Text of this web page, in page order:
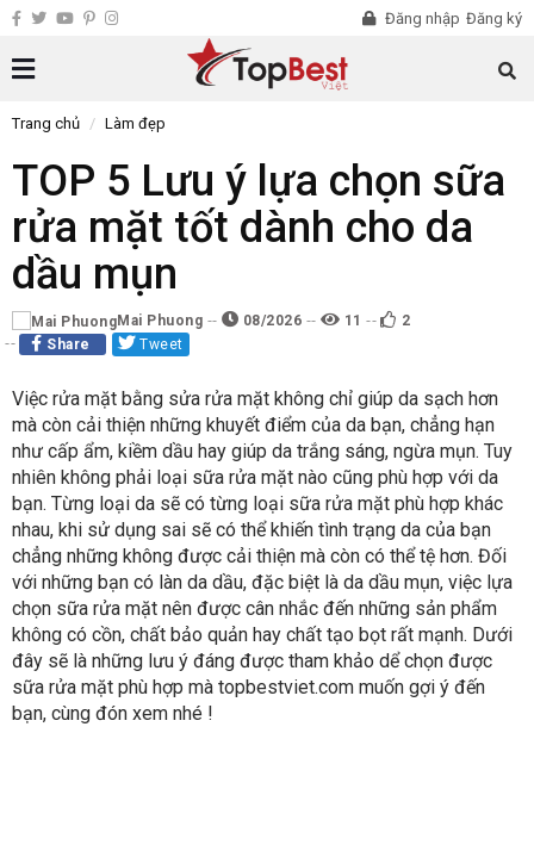
Đăng nhập Đăng ký
Trang chủ Làm đẹp
TOP 5 Lưu ý lựa chọn sữa
rửa mặt tốt dành cho da
dầu mụn
Mai Phuong 08/2026 11
2
Share
Tweet
Việc rửa mặt bằng sửa rửa mặt không chỉ giúp da sạch hơn
mà còn cải thiện những khuyết điểm của da bạn, chẳng hạn
như cấp ẩm, kiềm dầu hay giúp da trắng sáng, ngừa mụn. Tuy
nhiên không phải loại sữa rửa mặt nào cũng phù hợp với da
bạn. Từng loại da sẽ có từng loại sữa rửa mặt phù hợp khác
nhau, khi sử dụng sai sẽ có thể khiến tình trạng da của bạn
chẳng những không được cải thiện mà còn có thể tệ hơn. Đối
với những bạn có làn da dầu, đặc biệt là da dầu mụn, việc lựa
chọn sữa rửa mặt nên được cân nhắc đến những sản phẩm
không có cồn, chất bảo quản hay chất tạo bọt rất mạnh. Dưới
đây sẽ là những lưu ý đáng được tham khảo dể chọn được
sữa rửa mặt phù hợp mà topbestviet.com muốn gợi ý đến
bạn, cùng đón xem nhé !